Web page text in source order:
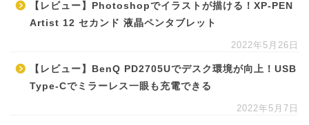
【レビュー】Photoshopでイラストが描ける！XP-PEN
Artist 12 セカンド 液晶ペンタブレット
2022年5月26日
【レビュー】BenQ PD2705Uでデスク環境が向上！USB
Type-Cでミラーレス一眼も充電できる
2022年5月7日